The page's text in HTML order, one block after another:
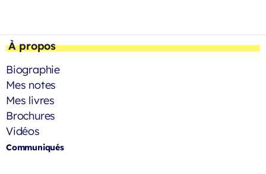
À propos
Biographie
Mes notes
Mes livres
Brochures
Vidéos
Communiqués